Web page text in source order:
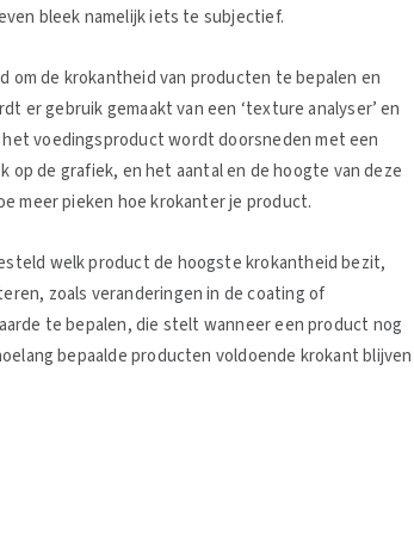
bleek namelijk iets te subjectief.
de krokantheid van producten te bepalen en
er gebruik gemaakt van een ‘texture analyser’ en
voedingsproduct wordt doorsneden met een
op de grafiek, en het aantal en de hoogte van deze
meer pieken hoe krokanter je product.
welk product de hoogste krokantheid bezit,
zoals veranderingen in de coating of
te bepalen, die stelt wanneer een product nog
bepaalde producten voldoende krokant blijven